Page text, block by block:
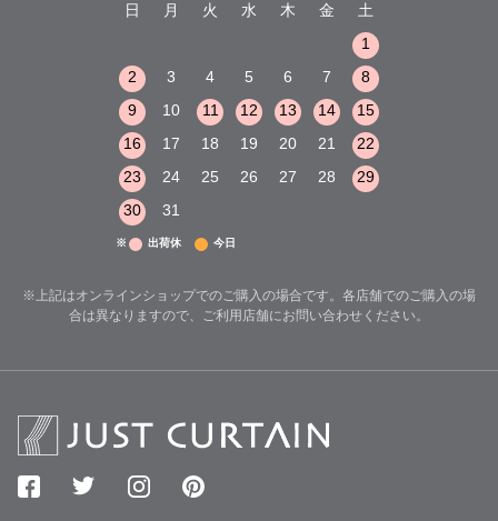
日
月 火 水 木 金
土
1
2
3 4 5 6 7
8
9
10 11 12 13 14
15
16
17 18 19 20 21
22
23
24 25 26 27 28
29
30
31
※ 出荷休 今日
※上記はオンラインショップでのご購入の場合です。各店舗でのご購入の場
合は異なりますので、ご利用店舗にお問い合わせください。